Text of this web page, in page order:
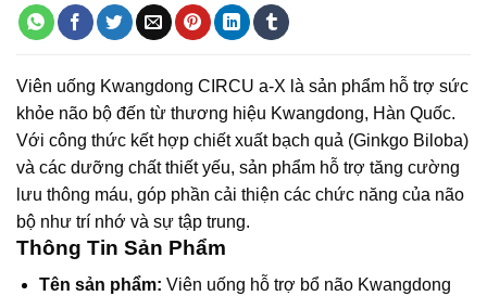
Viên uống Kwangdong CIRCU a-X là sản phẩm hỗ trợ sức
khỏe não bộ đến từ thương hiệu Kwangdong, Hàn Quốc.
Với công thức kết hợp chiết xuất bạch quả (Ginkgo Biloba)
và các dưỡng chất thiết yếu, sản phẩm hỗ trợ tăng cường
lưu thông máu, góp phần cải thiện các chức năng của não
bộ như trí nhớ và sự tập trung.
Thông Tin Sản Phẩm
Tên sản phẩm: Viên uống hỗ trợ bổ não Kwangdong